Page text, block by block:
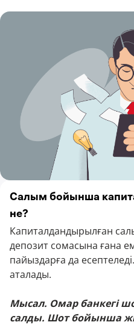
Салым бойынша
не?
Капиталдандырылған
депозит сомасына ғана
пайыздарға да
аталады.
Мысал. Омар банкегі
салды. Шот бойынша